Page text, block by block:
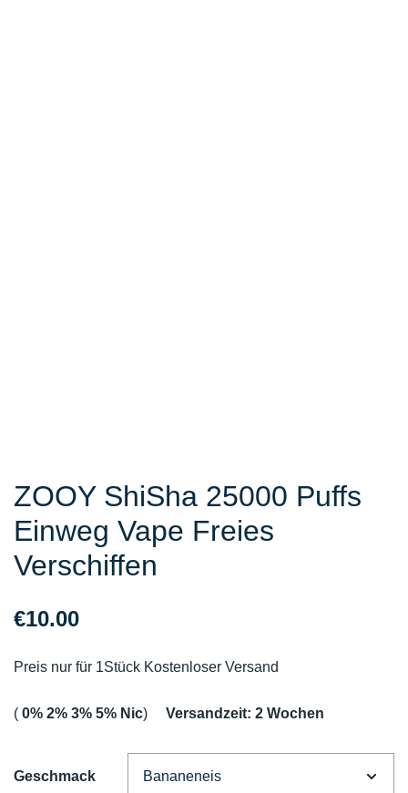
ZOOY ShiSha 25000 Puffs
Einweg Vape Freies
Verschiffen
€10.00
Preis nur für 1Stück Kostenloser Versand
( 0% 2% 3% 5% Nic) Versandzeit: 2 Wochen
Geschmack